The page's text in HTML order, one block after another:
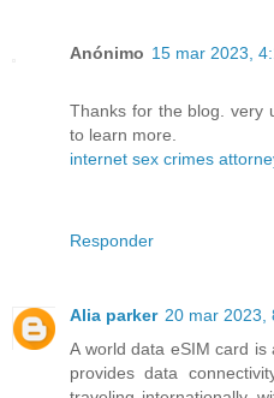
Anónimo 15 mar 2023,
Thanks for the blog. very
to learn more.
internet sex crimes
Responder
Alia parker 20 mar 2023,
A world data eSIM card
provides data